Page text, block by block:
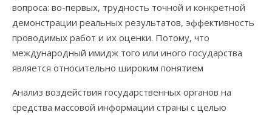
вопроса: во-первых, трудность точной и конкретной
демонстрации реальных результатов, эффективность
проводимых работ и их оценки. Потому, что
международный имидж того или иного государства
является относительно широким понятием
Анализ воздействия государственных органов на
средства массовой информации страны с целью